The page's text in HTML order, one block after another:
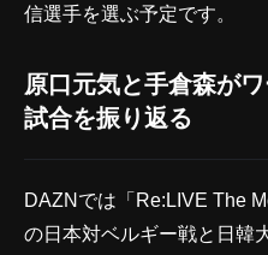
信選手を選ぶ予定です。
原口元気と手倉森が
試合を振り返る
DAZNでは「Re:LIVE The
の日本対ベルギー戦と日韓